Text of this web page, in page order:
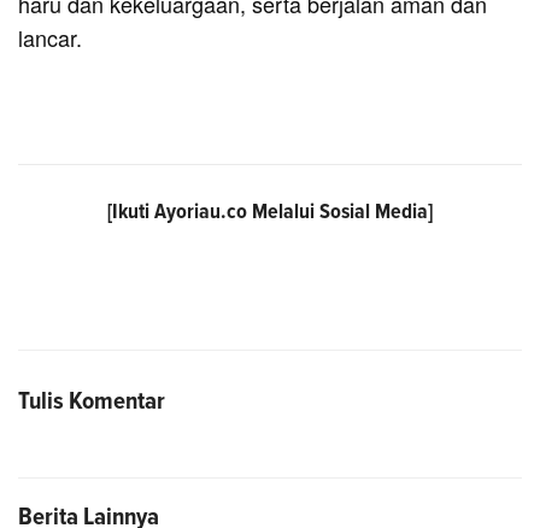
lancar.
[Ikuti Ayoriau.co Melalui Sosial Media]
Tulis Komentar
Berita Lainnya